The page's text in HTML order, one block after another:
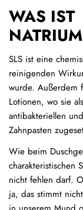
WAS IST
SLS ist eine
reinigenden
wurde. Außerdem
Lotionen, wo sie
antibakteriellen
Zahnpasten
Wie beim
charakteristischen
nicht fehlen darf.
ja, das stimmt